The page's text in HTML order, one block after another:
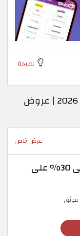
نصيحة
المزيد من خصومات ستوك اكس 2026 | عروض
عرض خاص
خصومات ستوك اكس | خصم حتى 30% على